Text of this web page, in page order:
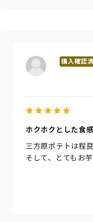
ホクホクとした食
三方原ポテトは程
そして、とてもお